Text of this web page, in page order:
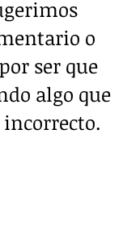
o
ser que
algo que